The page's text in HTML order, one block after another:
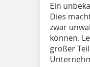
Ein
Dies
zwar
können.
großer